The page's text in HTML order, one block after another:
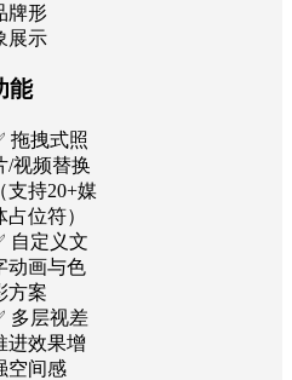
牌形
展示
能
拖拽式照
/视频替换
（支持20+媒
占位符）
自定义文
动画与色
方案
多层视差
进效果增
空间感